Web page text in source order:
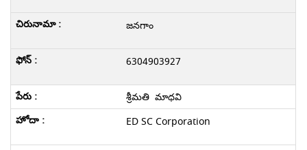
జనగాం
6304903927
శ్రీమతి మాధవి
ED SC Corporation